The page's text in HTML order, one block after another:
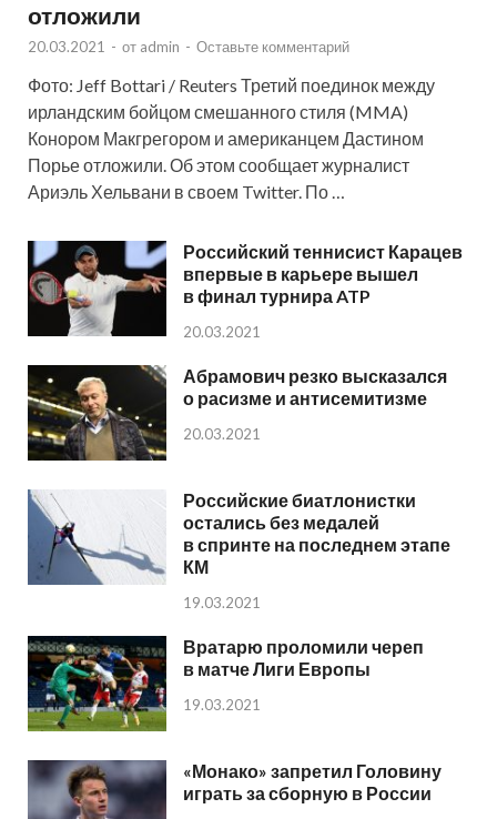
отложили
20.03.2021 - от admin - Оставьте комментарий
Фото: Jeff Bottari / Reuters Третий поединок между
ирландским бойцом смешанного стиля (MMA)
Конором Макгрегором и американцем Дастином
Порье отложили. Об этом сообщает журналист
Ариэль Хельвани в своем Twitter. По …
Российский теннисист Карацев
впервые в карьере вышел
в финал турнира ATP
20.03.2021
Абрамович резко высказался
о расизме и антисемитизме
20.03.2021
Российские биатлонистки
остались без медалей
в спринте на последнем этапе
КМ
19.03.2021
Вратарю проломили череп
в матче Лиги Европы
19.03.2021
«Монако» запретил Головину
играть за сборную в России